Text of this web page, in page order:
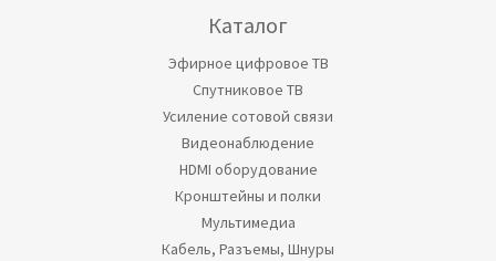
Каталог
Эфирное цифровое ТВ
Спутниковое ТВ
Усиление сотовой связи
Видеонаблюдение
HDMI оборудование
Кронштейны и полки
Мультимедиа
Кабель, Разъемы, Шнуры